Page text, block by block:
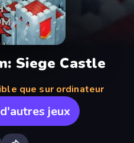
Siege Castle
que sur ordinateur
jeux